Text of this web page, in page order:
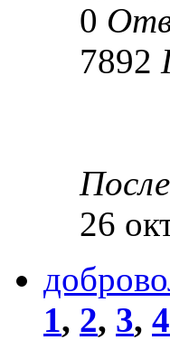
0
7892
26
1, 2, 3, 4